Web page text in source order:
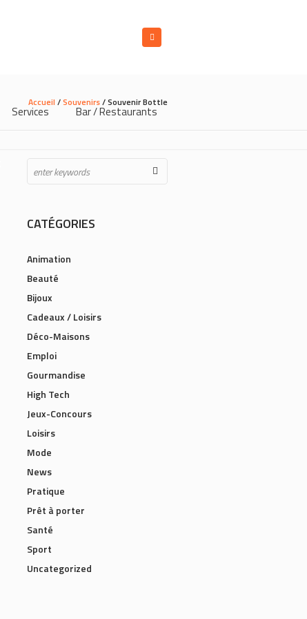
Services Bar / Restaurants
Accueil /Souvenirs/ Souvenir Bottle
CATÉGORIES
Animation
Beauté
Bijoux
Cadeaux / Loisirs
Déco-Maisons
Emploi
Gourmandise
High Tech
Jeux-Concours
Loisirs
Mode
News
Pratique
Prêt à porter
Santé
Sport
Uncategorized